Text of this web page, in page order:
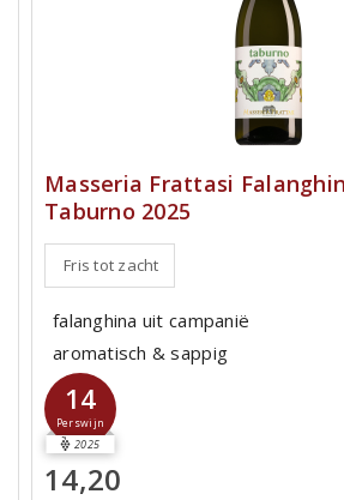
Masseria Frattasi
Taburno 2025
Fris tot zacht
falanghina uit campanië
aromatisch & sappig
14
Perswijn
2025
14,20